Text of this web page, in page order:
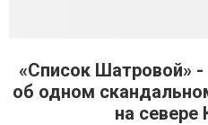
«Список Шатровой»
об одном
на севере